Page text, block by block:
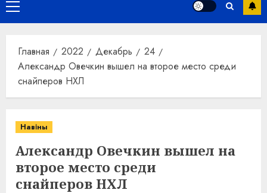
Основное
меню
Главная 2022 Декабрь
24
Александр Овечкин вышел на второе место среди
снайперов НХЛ
Навіны
Александр Овечкин вышел на
второе место среди
снайперов НХЛ